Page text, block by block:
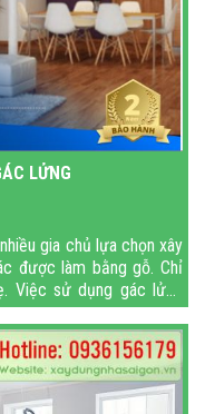
LỬNG
gia chủ lựa chọn xây
được làm bằng gỗ. Chỉ
Việc sử dụng gác lửng